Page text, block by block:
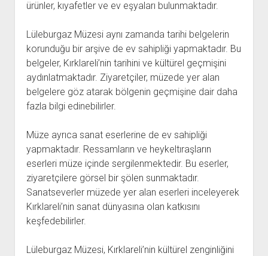
ürünler, kıyafetler ve ev eşyaları bulunmaktadır.
Lüleburgaz Müzesi aynı zamanda tarihi belgelerin
korunduğu bir arşive de ev sahipliği yapmaktadır. Bu
belgeler, Kırklareli’nin tarihini ve kültürel geçmişini
aydınlatmaktadır. Ziyaretçiler, müzede yer alan
belgelere göz atarak bölgenin geçmişine dair daha
fazla bilgi edinebilirler.
Müze ayrıca sanat eserlerine de ev sahipliği
yapmaktadır. Ressamların ve heykeltıraşların
eserleri müze içinde sergilenmektedir. Bu eserler,
ziyaretçilere görsel bir şölen sunmaktadır.
Sanatseverler müzede yer alan eserleri inceleyerek
Kırklareli’nin sanat dünyasına olan katkısını
keşfedebilirler.
Lüleburgaz Müzesi, Kırklareli’nin kültürel zenginliğini